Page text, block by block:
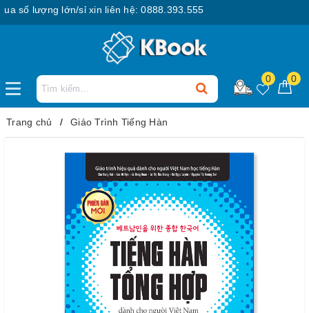
số lượng lớn/sỉ xin liên hệ: 0888.393.555
0 0
Trang chủ Giáo Trình Tiếng Hàn